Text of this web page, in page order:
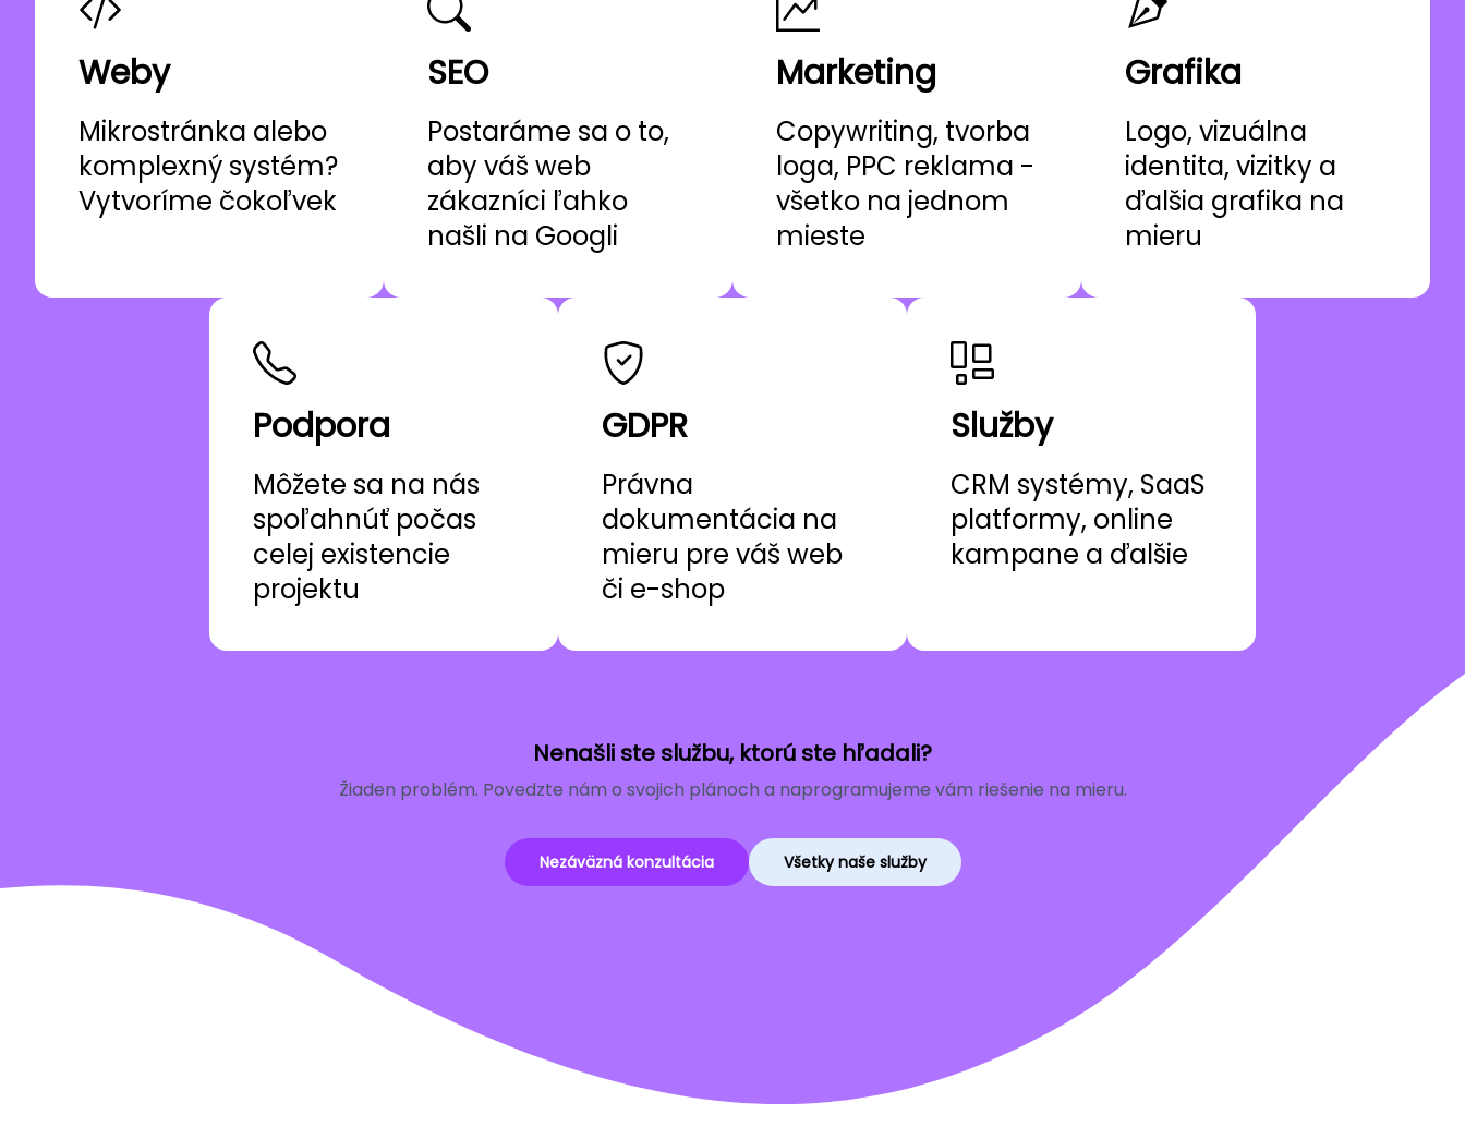
Weby
Mikrostránka alebo
komplexný systém?
Vytvoríme čokoľvek
SEO
Postaráme sa o to,
aby váš web
zákazníci ľahko
našli na Googli
Marketing
Copywriting, tvorba
loga, PPC reklama -
všetko na jednom
mieste
Grafika
Logo, vizuálna
identita, vizitky a
ďalšia grafika na
mieru
Podpora
Môžete sa na nás
spoľahnúť počas
celej existencie
projektu
GDPR
Právna
dokumentácia na
mieru pre váš web
či e-shop
Služby
CRM systémy, SaaS
platformy, online
kampane a ďalšie
Nenašli ste službu, ktorú ste hľadali?
Žiaden problém. Povedzte nám o svojich plánoch a naprogramujeme vám riešenie na mieru.
Nezáväzná konzultácia Všetky naše služby